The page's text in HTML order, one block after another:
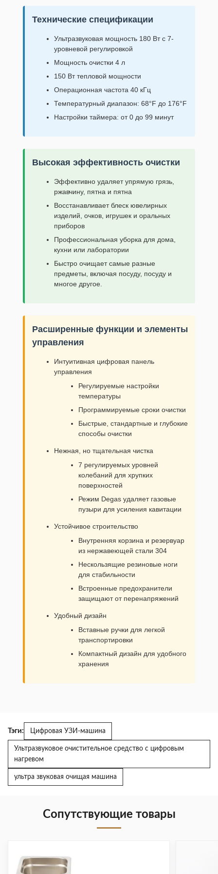
Технические спецификации
Ультразвуковая мощность 180 Вт с 7-
уровневой регулировкой
Мощность очистки 4 л
150 Вт тепловой мощности
Операционная частота 40 кГц
Температурный диапазон: 68°F до 176°F
Настройки таймера: от 0 до 99 минут
Высокая эффективность очистки
Эффективно удаляет упрямую грязь,
ржавчину, пятна и пятна
Восстанавливает блеск ювелирных
изделий, очков, игрушек и оральных
приборов
Профессиональная уборка для дома,
кухни или лаборатории
Быстро очищает самые разные
предметы, включая посуду, посуду и
многое другое.
Расширенные функции и элементы
управления
Интуитивная цифровая панель
управления
Регулируемые настройки
температуры
Программируемые сроки очистки
Быстрые, стандартные и глубокие
способы очистки
Нежная, но тщательная чистка
7 регулируемых уровней
колебаний для хрупких
поверхностей
Режим Degas удаляет газовые
пузыри для усиления кавитации
Устойчивое строительство
Внутренняя корзина и резервуар
из нержавеющей стали 304
Нескользящие резиновые ноги
для стабильности
Встроенные предохранители
защищают от перенапряжений
Удобный дизайн
Вставные ручки для легкой
транспортировки
Компактный дизайн для удобного
хранения
Тэги: Цифровая УЗИ-машина
Ультразвуковое очистительное средство с цифровым
нагревом
ультра звуковая очищая машина
Сопутствующие товары